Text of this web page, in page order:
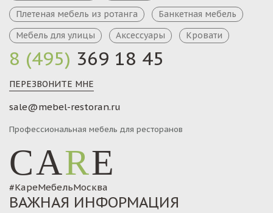
8 (495) 369 18 45
ПЕРЕЗВОНИТЕ МНЕ
sale@mebel-restoran.ru
Профессиональная мебель для ресторанов
CARE
#КареМебельМосква
Плетеная мебель из ротанга
Банкетная мебель
Мебель для улицы
Аксессуары Кровати
ВАЖНАЯ ИНФОРМАЦИЯ